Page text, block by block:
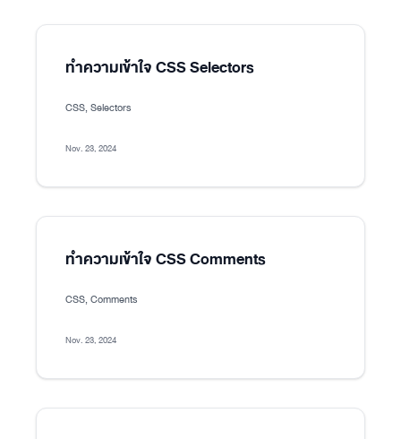
ทำความเข้าใจ CSS Selectors
CSS, Selectors
Nov. 23, 2024
ทำความเข้าใจ CSS Comments
CSS, Comments
Nov. 23, 2024